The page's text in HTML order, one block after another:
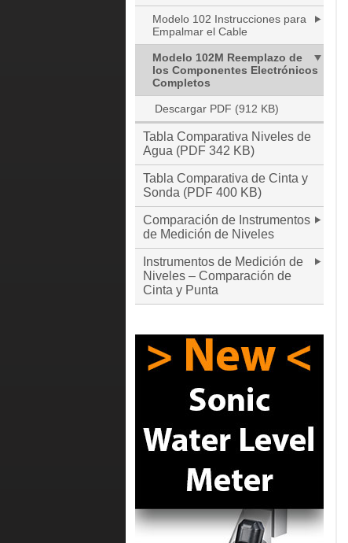
Modelo 102 Instrucciones para
Empalmar el Cable
Modelo 102M Reemplazo de
los Componentes Electrónicos
Completos
Descargar PDF (912 KB)
Tabla Comparativa Niveles de
Agua (PDF 342 KB)
Tabla Comparativa de Cinta y
Sonda (PDF 400 KB)
Comparación de Instrumentos
de Medición de Niveles
Instrumentos de Medición de
Niveles – Comparación de
Cinta y Punta